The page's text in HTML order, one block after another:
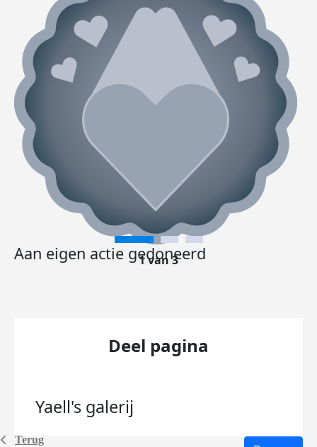
Terug
Aan eigen actie gedoneerd
1 van 3
Deel pagina
Yaell's galerij